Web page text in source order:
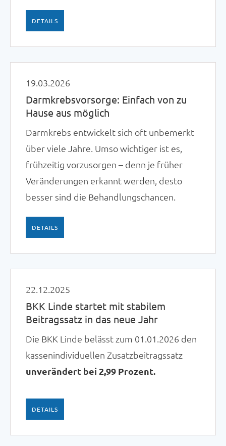
DETAILS
19.03.2026
Darmkrebsvorsorge: Einfach von zu
Hause aus möglich
Darmkrebs entwickelt sich oft unbemerkt
über viele Jahre. Umso wichtiger ist es,
frühzeitig vorzusorgen – denn je früher
Veränderungen erkannt werden, desto
besser sind die Behandlungschancen.
DETAILS
22.12.2025
BKK Linde startet mit stabilem
Beitragssatz in das neue Jahr
Die BKK Linde belässt zum 01.01.2026 den
kassenindividuellen Zusatzbeitragssatz
unverändert bei 2,99 Prozent.
DETAILS